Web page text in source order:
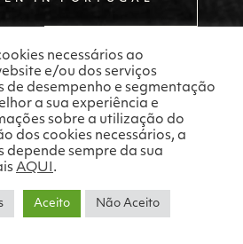
necessários ao
e/ou dos serviços
de desempenho e segmentação
a sua experiência e
sobre a utilização do
dos cookies necessários, a
depende sempre da sua
AQUI .
Aceito Não Aceito